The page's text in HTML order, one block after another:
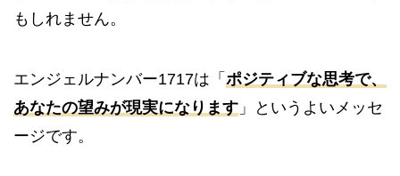
もしれません。
エンジェルナンバー1717は「 ポジティブな思考で、
あなたの望みが現実になります 」というよいメッセ
ージです。